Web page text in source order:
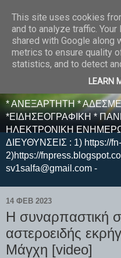
E F E N P
* ΑΝΕΞΑΡΤΗΤΗ *
*ΕΙΔΗΣΕΟΓΡΑΦΙΚΗ *
ΗΛΕΚΤΡΟΝΙΚΗ
ΔΙΕΥΘΥΝΣΕΙΣ : 1) https://
2)https://
sv1salfa@gmail.com -
14 ΦΕΒ 2023
H συναρπαστική
αστεροειδής
Μάγχη [video]
This site uses cookies
and to analyze traffic.
shared with Google along
metrics to ensure quality
statistics, and to detect
LEARN